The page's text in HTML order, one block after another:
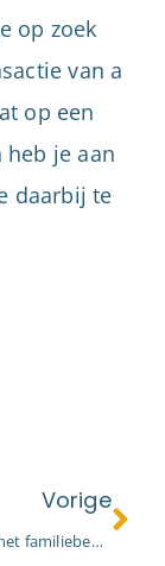
op zoek
van a
op een
heb je aan
daarbij te
Vorige
Verkoop van het familiebedrijf